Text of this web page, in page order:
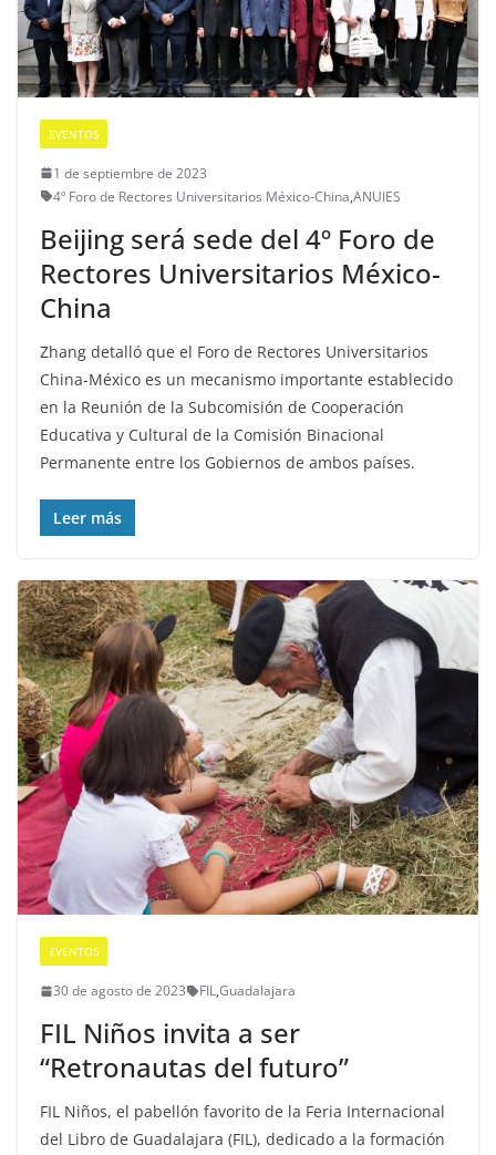
EVENTOS
1 de septiembre de 2023
4º Foro de Rectores Universitarios México-China,ANUIES
Beijing será sede del 4º Foro de
Rectores Universitarios México-
China
Zhang detalló que el Foro de Rectores Universitarios
China-México es un mecanismo importante establecido
en la Reunión de la Subcomisión de Cooperación
Educativa y Cultural de la Comisión Binacional
Permanente entre los Gobiernos de ambos países.
Leer más
EVENTOS
30 de agosto de 2023 FIL,Guadalajara
FIL Niños invita a ser
“Retronautas del futuro”
FIL Niños, el pabellón favorito de la Feria Internacional
del Libro de Guadalajara (FIL), dedicado a la formación